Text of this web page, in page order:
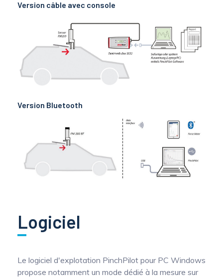
Version câble avec console
Version Bluetooth
Logiciel
Le logiciel d'explotation PinchPilot pour PC Windows
propose notamment un mode dédié à la mesure sur